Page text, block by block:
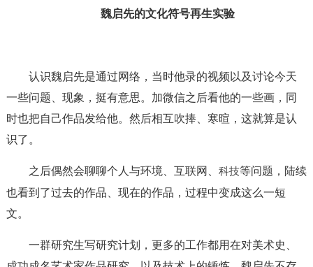
魏启先的文化符号再生实验
认识魏启先是通过网络，当时他录的视频以及讨论今天
一些问题、现象，挺有意思。加微信之后看他的一些画，同
时也把自己作品发给他。然后相互吹捧、寒暄，这就算是认
识了。
之后偶然会聊聊个人与环境、互联网、 科技等问题，陆续
也看到了过去的作品、现在的作品，过程中变成这么一短
文。
一群研究生写研究计划，更多的工作都用在对美术史、